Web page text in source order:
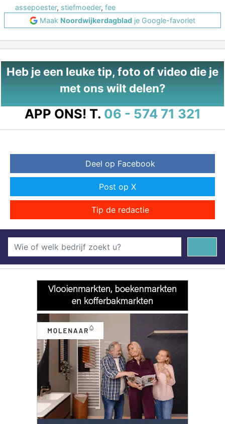
assepoester, stiefmoeder, fee
Maak Noordwijkerdagblad je Google-favoriet
Heb je een leuke tip, foto of video die je
met ons wilt delen?
APP ONS! T. 06 - 574 71 321
Deel op Facebook
Post op X
Tip de redactie